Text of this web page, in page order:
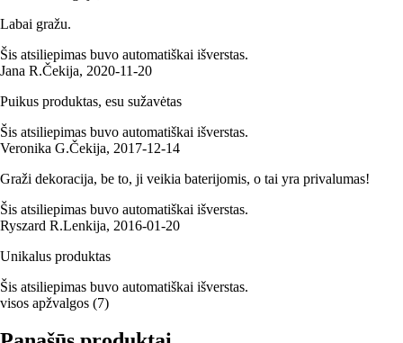
Labai gražu.
Šis atsiliepimas buvo automatiškai išverstas.
Jana R.Čekija, 2020‑11‑20
Puikus produktas, esu sužavėtas
Šis atsiliepimas buvo automatiškai išverstas.
Veronika G.Čekija, 2017‑12‑14
Graži dekoracija, be to, ji veikia baterijomis, o tai yra privalumas!
Šis atsiliepimas buvo automatiškai išverstas.
Ryszard R.Lenkija, 2016‑01‑20
Unikalus produktas
Šis atsiliepimas buvo automatiškai išverstas.
visos apžvalgos (7)